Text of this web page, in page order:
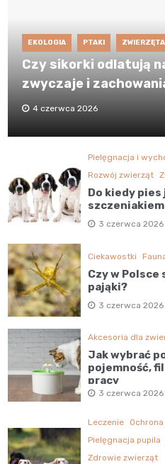
EKOLOGIA PTAKI ZWIERZĘTA
Czy sikorki odlatują
zwyczaje i
4 czerwca 2026
Pielęgnacja i
Rozwój zwierząt
Do kiedy
3 czerwca 2026
Ciekawostki
Czy w Polsce
pająki?
3 czerwca 2026
Akcesoria dla
Jak wybrać
pojemność,
pracy
3 czerwca 2026
Leczenie
Pielęgnacja pupila
Zdrowie zwierząt